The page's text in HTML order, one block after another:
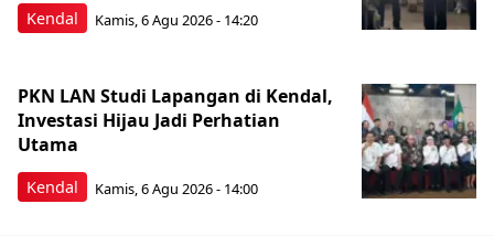
Kendal Kamis, 6 Agu 2026 - 14:20
Kendal
PKN LAN Studi Lapangan di Kendal,
Investasi Hijau Jadi Perhatian
Utama
Kamis, 6 Agu 2026 - 14:00